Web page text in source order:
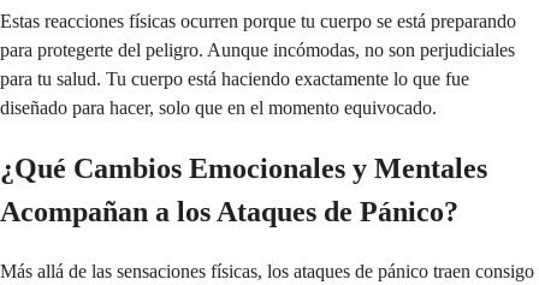
Estas reacciones físicas ocurren porque tu cuerpo se está preparando
para protegerte del peligro. Aunque incómodas, no son perjudiciales
para tu salud. Tu cuerpo está haciendo exactamente lo que fue
diseñado para hacer, solo que en el momento equivocado.
¿Qué Cambios Emocionales y Mentales
Acompañan a los Ataques de Pánico?
Más allá de las sensaciones físicas, los ataques de pánico traen consigo